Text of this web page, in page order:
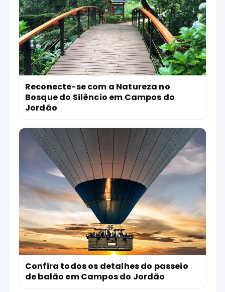
Reconecte-se com a Natureza no
Bosque do Silêncio em Campos do
Jordão
Confira todos os detalhes do passeio
de balão em Campos do Jordão